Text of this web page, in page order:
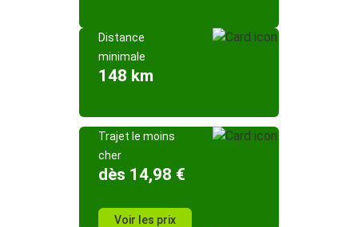
Distance
minimale
148 km
Trajet le moins
cher
dès 14,98 €
Voir les prix